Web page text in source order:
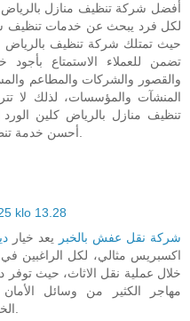
أفضل شركة تنظيف منازل بالرياض
لكل فرد يبحث عن خدمات تنظيف
حيث تمتلك شركة تنظيف بالرياض
تضمن للعملاء الاستمتاع بأجود
والقصور والشركات والمطاعم
المنشآت والمؤسسات، لذلك لا
تنظيف منازل بالرياض كلين
أحسن خدمة تنظيف شامل بالرياض والسعودية.
klo 13.28
شركة نقل عفش بالخبر
يعد خيار
اكسبريس مثالي، لكل الراغبين
خلال عملية نقل الاثاث، حيث
مهاجر الكثير من وسائل الأمان
الخدوش والتلف خلال عملية النقل.